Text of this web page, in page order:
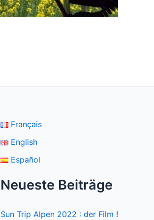
Français
English
Español
Neueste Beiträge
Sun Trip Alpen 2022 : der Film !